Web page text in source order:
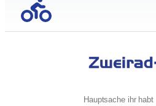
Hauptsache ihr habt